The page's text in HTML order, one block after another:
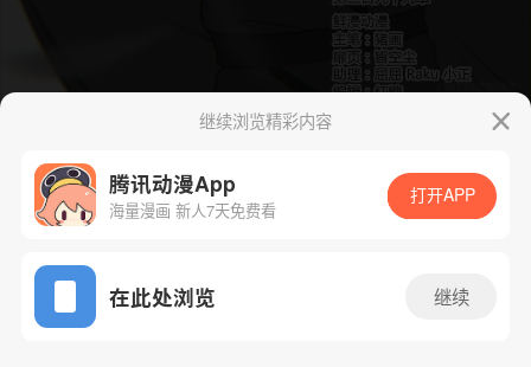
App免费看
下一话 腾漫App免费看
继续浏览精彩内容
腾讯动漫App
海量漫画 新人7天免费看
打开APP
在此处浏览 继续